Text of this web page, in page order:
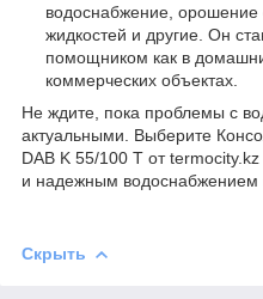
водоснабжение, орошение
жидкостей и другие. Он
помощником как в
коммерческих объектах.
Не ждите, пока проблемы с
актуальными. Выберите
DAB K 55/100 T от
и надежным водоснабжением
Скрыть